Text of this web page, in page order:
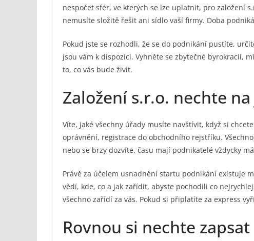
nespočet sfér, ve kterých se lze uplatnit, pro založení
nemusíte složitě řešit ani sídlo vaší firmy. Doba
Pokud jste se rozhodli, že se do podnikání pustíte,
jsou vám k dispozici. Vyhněte se zbytečné byrokracii,
to, co vás bude živit.
Založení s.r.o. nechte
Víte, jaké všechny úřady musíte navštívit, když si
oprávnění, registrace do obchodního rejstříku.
nebo se brzy dozvíte, času mají podnikatelé vždycky
Právě za účelem usnadnění startu podnikání existuje
vědí, kde, co a jak zařídit, abyste pochodili co
všechno zařídí za vás. Pokud si připlatíte za express
Rovnou si nechte